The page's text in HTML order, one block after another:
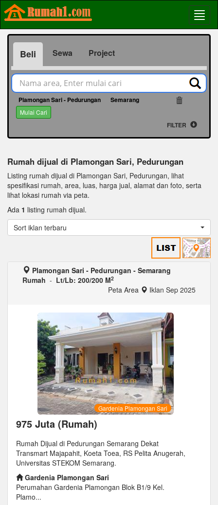
Beli Sewa Project
Plamongan Sari - Pedurungan Semarang
Mulai Cari
FILTER
Rumah dijual di Plamongan Sari, Pedurungan
Listing rumah dijual di Plamongan Sari, Pedurungan, lihat
spesifikasi rumah, area, luas, harga jual, alamat dan foto, serta
lihat lokasi rumah via peta.
Ada 1 listing rumah dijual.
Sort iklan terbaru
Plamongan Sari - Pedurungan - Semarang
Rumah - Lt/Lb: 200/200 M2
Peta Area Iklan Sep 2025
Gardenia Plamongan Sari
975 Juta (Rumah)
Rumah Dijual di Pedurungan Semarang Dekat
Transmart Majapahit, Koeta Toea, RS Pelita Anugerah,
Universitas STEKOM Semarang.
Gardenia Plamongan Sari
Perumahan Gardenia Plamongan Blok B1/9 Kel.
Plamo...